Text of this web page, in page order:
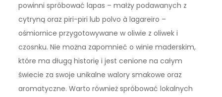
powinni spróbować lapas – małży podawanych z
cytryną oraz piri-piri lub polvo à lagareiro –
ośmiornice przygotowywane w oliwie z oliwek i
czosnku. Nie można zapomnieć o winie maderskim,
które ma długą historię i jest cenione na całym
świecie za swoje unikalne walory smakowe oraz
aromatyczne. Warto również spróbować lokalnych